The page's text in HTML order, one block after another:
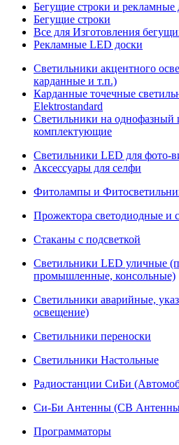
Бегущие строки и рекламные
Бегущие строки
Все для Изготовления
Рекламные LED доски
Светильники акцентного
карданные и т.п.)
Карданные точечные
Elektrostandard
Светильники на однофазный
комплектующие
Светильники LED для фото-
Аксессуары для селфи
Фитолампы и
Прожектора светодиодные и
Стаканы с подсветкой
Светильники LED уличные
промышленные, консольные)
Светильники аварийные,
освещение)
Светильники переноски
Светильники Настольные
Радиостанции СиБи
Си-Би Антенны (СВ Антенны
Программаторы